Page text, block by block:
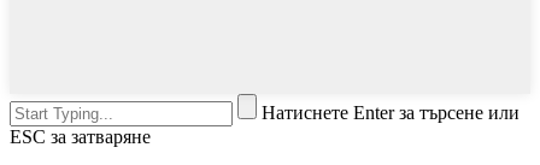
Натиснете Enter за търсене или
ESC за затваряне